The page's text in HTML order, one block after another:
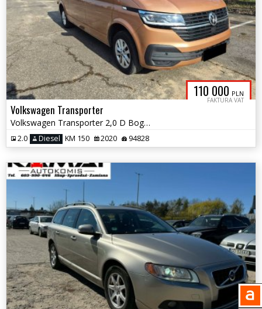
110 000 PLN
FAKTURA VAT
Volkswagen Transporter
Volkswagen Transporter 2,0 D Bogate Wyposażenie Salon PL FV 23%
2.0 Diesel KM 150 2020 94828